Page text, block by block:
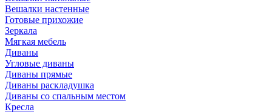
Вешалки настенные
Готовые прихожие
Зеркала
Мягкая мебель
Диваны
Угловые диваны
Диваны прямые
Диваны раскладушка
Диваны со спальным местом
Кресла